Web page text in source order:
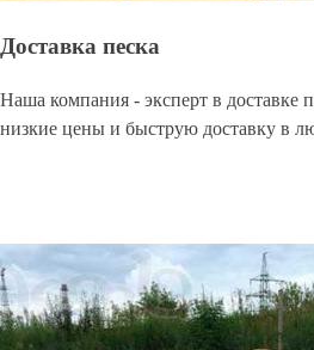
Доставка песка
Наша компания - эксперт в доставке
низкие цены и быструю доставку в